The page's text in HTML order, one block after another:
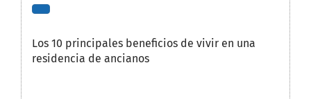
Los 10 principales beneficios de vivir en una
residencia de ancianos